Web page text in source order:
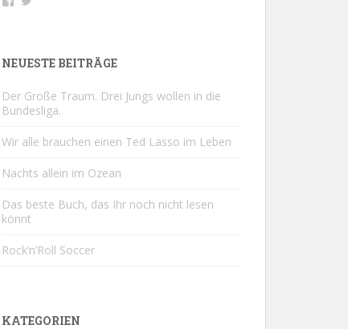
anzeigen
anzeigen
NEUESTE BEITRÄGE
Der Große Traum. Drei Jungs wollen in die
Bundesliga.
Wir alle brauchen einen Ted Lasso im Leben
Nachts allein im Ozean
Das beste Buch, das Ihr noch nicht lesen
könnt
Rock‘n’Roll Soccer
KATEGORIEN